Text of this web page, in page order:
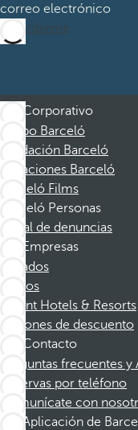
correo electrónico
Suscribirme
Corporativo
Grupo Barceló
Fundación Barceló
Vacaciones Barceló
Barceló Films
Barceló Personas
Canal de denuncias
Empresas
Afiliados
Socios
Dorint Hotels & Resorts
Cupones de descuento
Contacto
Preguntas frecuentes y
Reservas por teléfono
Comunícate con
Aplicación de